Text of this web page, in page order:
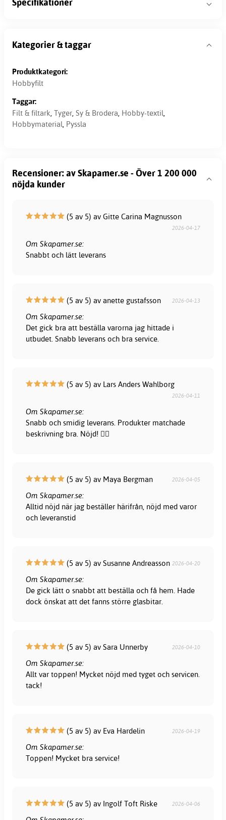
Specifikationer
Kategorier & taggar
Produktkategori:
Hobbyfilt
Taggar:
Filt & filtark, Tyger, Sy & Brodera, Hobby-textil,
Hobbymaterial, Pyssla
Recensioner: av Skapamer.se - Över 1 200 000
nöjda kunder
(5 av 5) av Gitte Carina Magnusson
2026-04-17
Om Skapamer.se:
Snabbt och lätt leverans
(5 av 5) av anette gustafsson 2026-04-13
Om Skapamer.se:
Det gick bra att beställa varorna jag hittade i
utbudet. Snabb leverans och bra service.
(5 av 5) av Lars Anders Wahlborg
2026-04-11
Om Skapamer.se:
Snabb och smidig leverans. Produkter matchade
beskrivning bra. Nöjd! 👍🏻
(5 av 5) av Maya Bergman 2026-04-05
Om Skapamer.se:
Alltid nöjd när jag beställer härifrån, nöjd med varor
och leveranstid
(5 av 5) av Susanne Andreasson 2026-04-20
Om Skapamer.se:
De gick lätt o snabbt att beställa och få hem. Hade
dock önskat att det fanns större glasbitar.
(5 av 5) av Sara Unnerby 2026-04-10
Om Skapamer.se:
Allt var toppen! Mycket nöjd med tyget och servicen.
tack!
(5 av 5) av Eva Hardelin 2026-04-19
Om Skapamer.se:
Toppen! Mycket bra service!
(5 av 5) av Ingolf Toft Riske 2026-04-06